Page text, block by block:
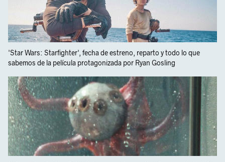
'Star Wars: Starfighter', fecha de estreno, reparto y todo lo que
sabemos de la película protagonizada por Ryan Gosling